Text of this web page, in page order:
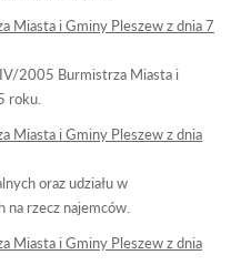
i Gminy Pleszew z dnia 7
2005 Burmistrza Miasta i
roku.
i Gminy Pleszew z dnia
oraz udziału w
rzecz najemców.
i Gminy Pleszew z dnia